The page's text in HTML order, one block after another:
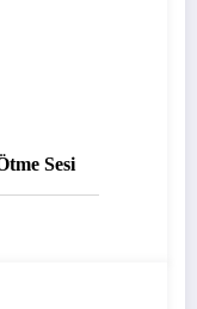
Sesi